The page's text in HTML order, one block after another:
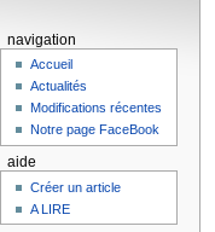
navigation
Accueil
Actualités
Modifications récentes
Notre page FaceBook
aide
Créer un article
A LIRE